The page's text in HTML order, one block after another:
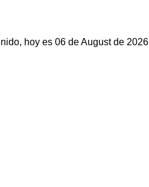
hoy es 06 de August de 2026